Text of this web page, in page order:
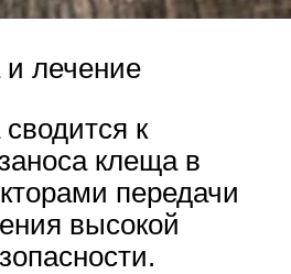
лечение
к
клеща в
передачи
высокой